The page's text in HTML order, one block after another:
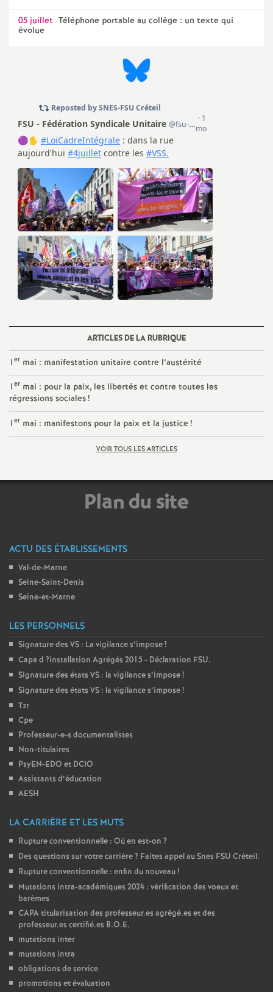
g
r
é
O
r
l
é
a
n
s
T
o
s
05 juillet Téléphone portable au collège : un texte qui
évolue
ARTICLES DE LA RUBRIQUE
1er mai : manifestation unitaire contre l’austérité
1er mai : pour la paix, les libertés et contre toutes les
régressions sociales!
1er mai : manifestons pour la paix et la justice!
VOIR TOUS LES ARTICLES
Plan du site
ACTU DES ÉTABLISSEMENTS
Val-de-Marne
Seine-Saint-Denis
Seine-et-Marne
LES PERSONNELS
Signature des VS : La vigilance s’impose!
Capa d ?installation Agrégés 2015 - Déclaration FSU.
Signature des états VS : la vigilance s’impose!
Signature des états VS : la vigilance s’impose!
Tzr
Cpe
Professeur-e-s documentalistes
Non-titulaires
PsyEN-EDO et DCIO
Assistants d’éducation
AESH
LA CARRIÈRE ET LES MUTS
Rupture conventionnelle : Où en est-on ?
Des questions sur votre carrière? Faites appel au Snes FSU Créteil.
Rupture conventionnelle : enfin du nouveau!
Mutations intra-académiques 2024 : vérification des voeux et
barèmes
CAPAtitularisation des professeur.es agrégé.es et des
professeur.es certifié.es B.O.E.
mutations inter
mutations intra
obligations de service
promotions et évaluation